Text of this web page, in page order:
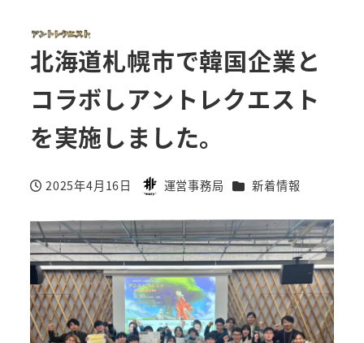
北海道札幌市で韓国企業と
コラボしアントレクエスト
を実施しました。
投稿日
2025年4月16日
著
運営事務局 カテゴリー
新着情報